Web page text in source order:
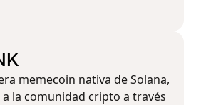
memecoin nativa de Solana,
la comunidad cripto a través